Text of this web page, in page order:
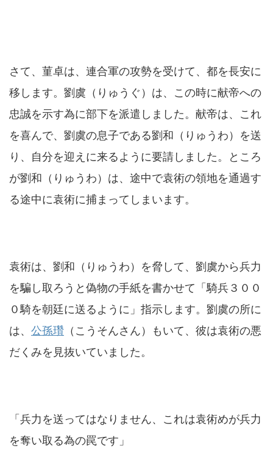
さて、菫卓は、連合軍の攻勢を受けて、都を長安に
移します。劉虞（りゅうぐ）は、この時に献帝への
忠誠を示す為に部下を派遣しました。献帝は、これ
を喜んで、劉虞の息子である劉和（りゅうわ）を送
り、自分を迎えに来るように要請しました。ところ
が劉和（りゅうわ）は、途中で袁術の領地を通過す
る途中に袁術に捕まってしまいます。
袁術は、劉和（りゅうわ）を脅して、劉虞から兵力
を騙し取ろうと偽物の手紙を書かせて「騎兵３００
０騎を朝廷に送るように」指示します。劉虞の所に
は、 公孫瓚 （こうそんさん）もいて、彼は袁術の悪
だくみを見抜いていました。
「兵力を送ってはなりません、これは袁術めが兵力
を奪い取る為の罠です」